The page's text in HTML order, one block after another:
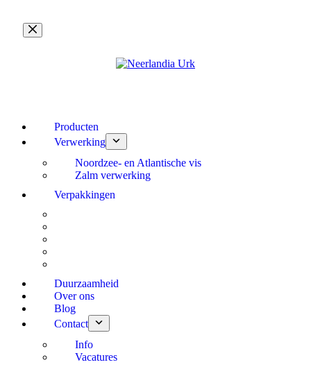
naar
Producten
Verwerking
Noordzee- en Atlantische vis
Zalm verwerking
Verpakkingen
Duurzaamheid
Over ons
Blog
Contact
Info
Vacatures